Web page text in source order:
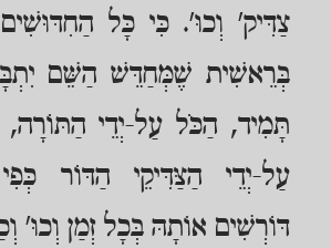
צַדִּיק' וְכוּ'. כִּי כָּל
בְּרֵאשִׁית שֶׁמְּחַדֵּשׁ הַשֵּׁם
תָּמִיד, הַכֹּל עַל-יְדֵי הַתּוֹרָה,
עַל-יְדֵי הַצַּדִּיקֵי הַדּוֹר
דּוֹרְשִׁים אוֹתָהּ בְּכָל זְמַן וְכוּ'